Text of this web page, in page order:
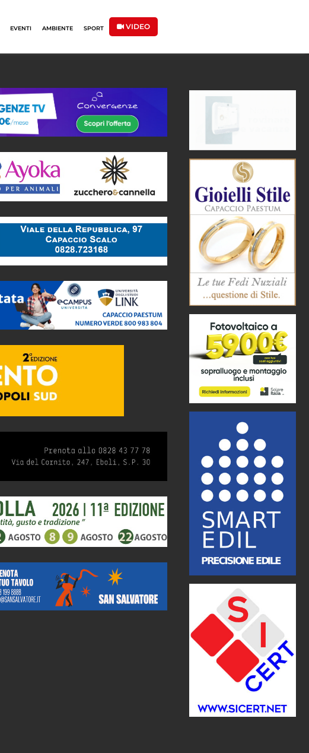
EVENTI AMBIENTE SPORT VIDEO